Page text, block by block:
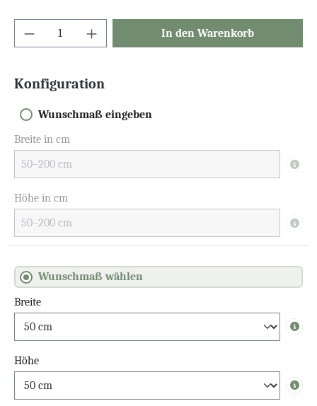
In den Warenkorb
Konfiguration
Wunschmaß eingeben
Breite in cm
Info
Höhe in cm
Info
Wunschmaß wählen
Breite
Info
Höhe
Info